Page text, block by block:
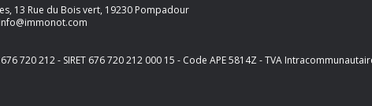
13 Rue du Bois vert, 19230 Pompadour
info@immonot.com
720 212 - SIRET 676 720 212 000 15 - Code APE 5814Z - TVA